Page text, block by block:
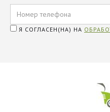
Я СОГЛАСЕН(НА) НА